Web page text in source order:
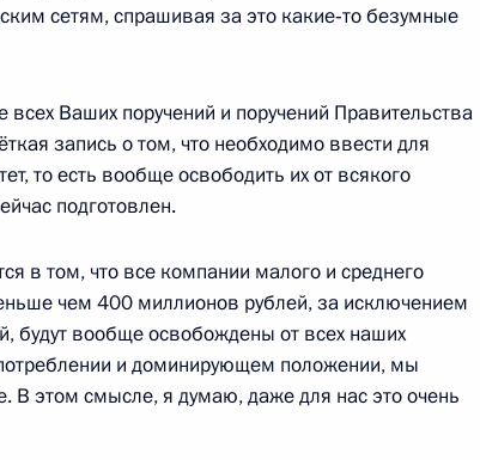
исполняющим
Республику и государство
Азербайджан, где примет
сетям, спрашивая за это какие‑то безумные
Ваших поручений и поручений Правительства
запись о том, что необходимо ввести для
то есть вообще освободить их от всякого
подготовлен.
в том, что все компании малого и среднего
чем 400 миллионов рублей, за исключением
будут вообще освобождены от всех наших
и доминирующем положении, мы
В этом смысле, я думаю, даже для нас это очень